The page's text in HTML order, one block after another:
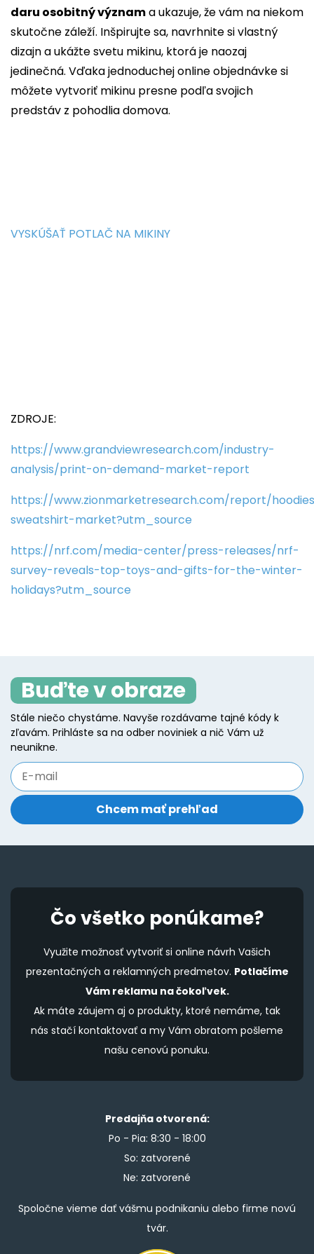
daru osobitný význama ukazuje, že vám na niekom
skutočne záleží. Inšpirujte sa, navrhnite si vlastný
dizajn a ukážte svetu mikinu, ktorá je naozaj
jedinečná. Vďaka jednoduchej online objednávke si
môžete vytvoriť mikinu presne podľa svojich
predstáv z pohodlia domova.
VYSKÚŠAŤ POTLAČ NA MIKINY
ZDROJE:
https://www.grandviewresearch.com/industry-
analysis/print-on-demand-market-report
https://www.zionmarketresearch.com/report/
sweatshirt-market?utm_source
https://nrf.com/media-center/press-releases/nrf-
survey-reveals-top-toys-and-gifts-for-the-winter-
holidays?utm_source
Buďte v obraze
Stále niečo chystáme. Navyše rozdávame tajné kódy k
zľavám. Prihláste sa na odber noviniek a nič Vám už
neunikne.
Čo všetko ponúkame?
Využite možnosť vytvoriť si online návrh Vašich
prezentačných a reklamných predmetov. Potlačíme
Vám reklamu na čokoľvek.
Ak máte záujem aj o produkty, ktoré nemáme, tak
nás stačí kontaktovať a my Vám obratom pošleme
našu cenovú ponuku.
Predajňa otvorená:
Po - Pia: 8:30 - 18:00
So: zatvorené
Ne: zatvorené
Spoločne vieme dať vášmu podnikaniu alebo firme novú
tvár.